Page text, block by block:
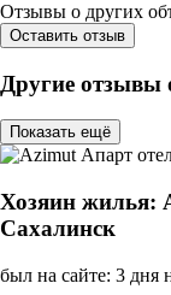
Отзывы о других
Оставить отзыв
Другие отзывы
Показать ещё
Хозяин жилья:
Сахалинск
был на сайте: 3 дня